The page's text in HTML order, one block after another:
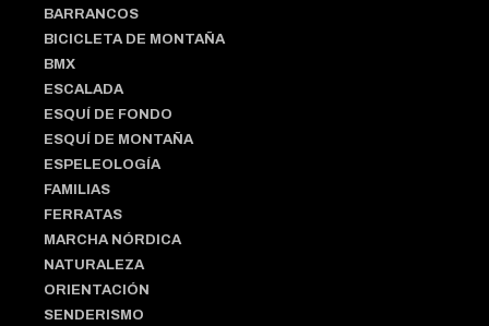
BARRANCOS
BICICLETA DE MONTAÑA
BMX
ESCALADA
ESQUÍ DE FONDO
ESQUÍ DE MONTAÑA
ESPELEOLOGÍA
FAMILIAS
FERRATAS
MARCHA NÓRDICA
NATURALEZA
ORIENTACIÓN
SENDERISMO